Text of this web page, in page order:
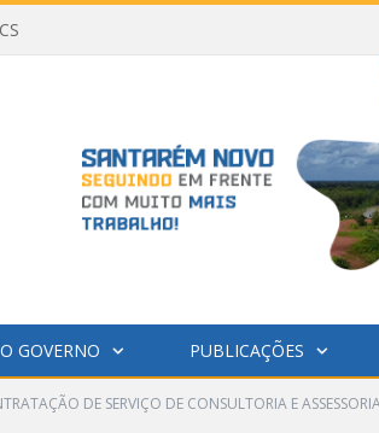
O GOVERNO PUBLICAÇÕES
DE SERVIÇO DE CONSULTORIA E